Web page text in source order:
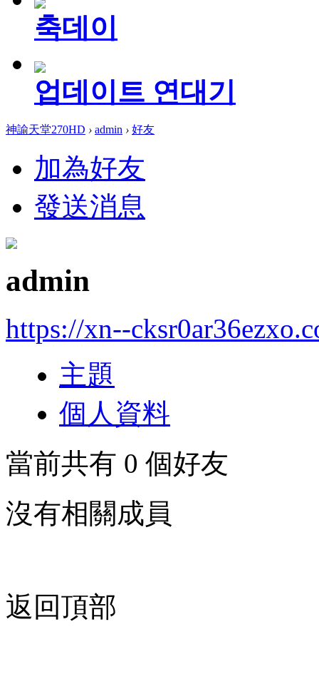
축데이
업데이트 연대기
神諭天堂270HD › admin › 好友
加為好友
發送消息
admin
https://xn--
主題
個人資料
當前共有 0 個好友
沒有相關成員
返回頂部